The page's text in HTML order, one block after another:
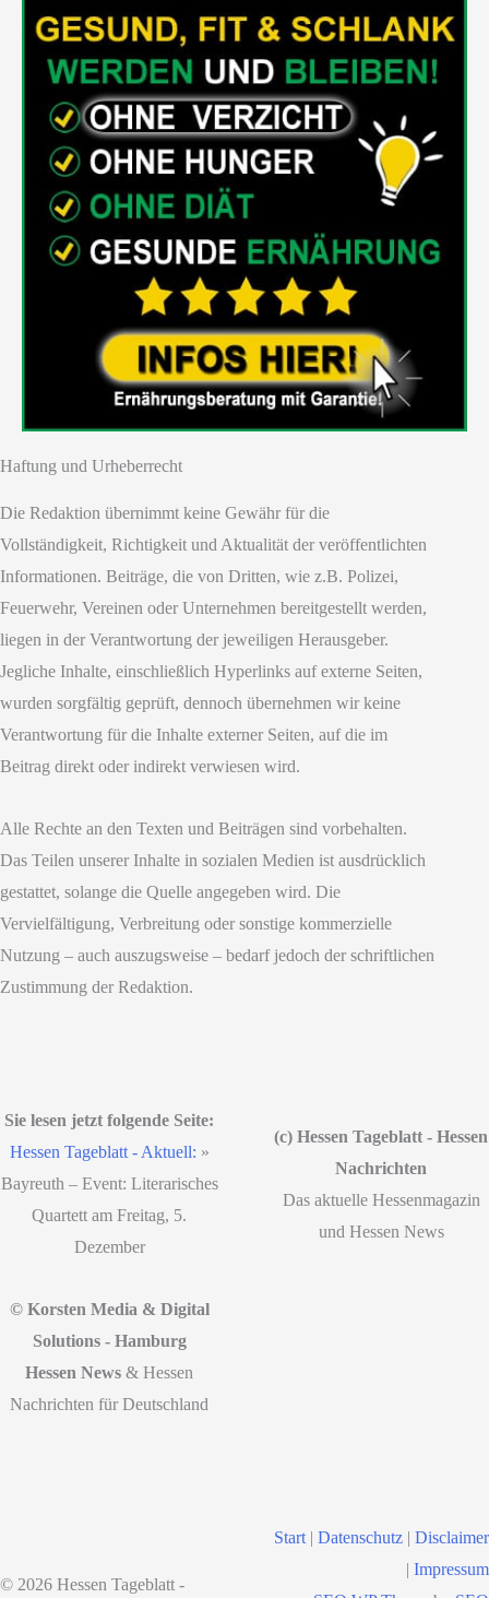
Haftung und Urheberrecht
Die Redaktion übernimmt keine Gewähr für die
Vollständigkeit, Richtigkeit und Aktualität der veröffentlichten
Informationen. Beiträge, die von Dritten, wie z.B. Polizei,
Feuerwehr, Vereinen oder Unternehmen bereitgestellt werden,
liegen in der Verantwortung der jeweiligen Herausgeber.
Jegliche Inhalte, einschließlich Hyperlinks auf externe Seiten,
wurden sorgfältig geprüft, dennoch übernehmen wir keine
Verantwortung für die Inhalte externer Seiten, auf die im
Beitrag direkt oder indirekt verwiesen wird.
Alle Rechte an den Texten und Beiträgen sind vorbehalten.
Das Teilen unserer Inhalte in sozialen Medien ist ausdrücklich
gestattet, solange die Quelle angegeben wird. Die
Vervielfältigung, Verbreitung oder sonstige kommerzielle
Nutzung – auch auszugsweise – bedarf jedoch der schriftlichen
Zustimmung der Redaktion.
Sie lesen jetzt folgende Seite:
Hessen Tageblatt - Aktuell: »
Bayreuth – Event: Literarisches
Quartett am Freitag, 5.
Dezember
(c) Hessen Tageblatt - Hessen
Nachrichten
Das aktuelle Hessenmagazin
und Hessen News
© Korsten Media & Digital
Solutions - Hamburg
Hessen News & Hessen
Nachrichten für Deutschland
© 2026 Hessen Tageblatt -
Start | Datenschutz | Disclaimer
| Impressum